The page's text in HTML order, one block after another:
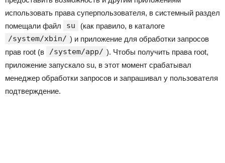
использовать права суперпользователя, в системный раздел
помещали файл
su (как правило, в каталоге
/system/xbin/ ) и приложение для обработки запросов
прав root (в
/system/app/ ). Чтобы получить права root,
приложение запускало su, в этот момент срабатывал
менеджер обработки запросов и запрашивал у пользователя
подтверждение.